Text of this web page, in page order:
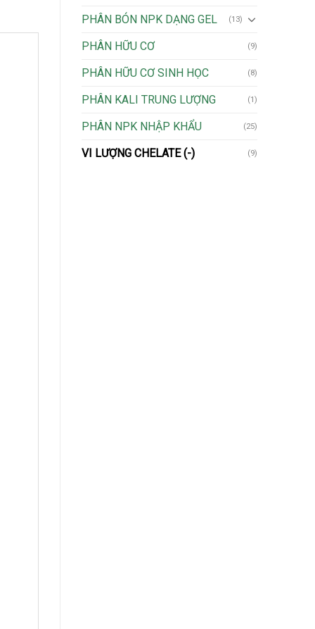
PHÂN BÓN NPK DẠNG GEL (13)
PHÂN HỮU CƠ (9)
PHÂN HỮU CƠ SINH HỌC (8)
PHÂN KALI TRUNG LƯỢNG (1)
PHÂN NPK NHẬP KHẨU (25)
VI LƯỢNG CHELATE (-) (9)